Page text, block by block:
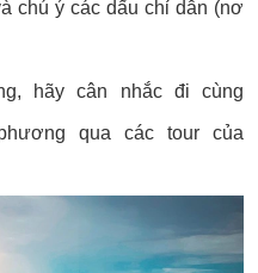
chú ý các dấu chỉ dẫn (nơ
hãy cân nhắc đi cùng
qua các tour của